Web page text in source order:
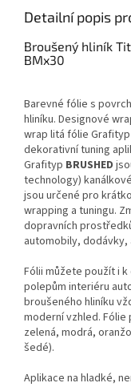
Detailní popis
Broušený hliník
BMx30
Barevné fólie s
hliníku. Designové
wrap litá fólie
dekorativní tuning
Grafityp BRUSHED
technology)
jsou určené pro
wrapping a tuningu.
dopravních
automobily, dodávky,
Fólii můžete použít i
polepům interiéru
broušeného hliníku
moderní vzhled. Fólie
zelená, modrá,
šedé).
Aplikace na hladké,